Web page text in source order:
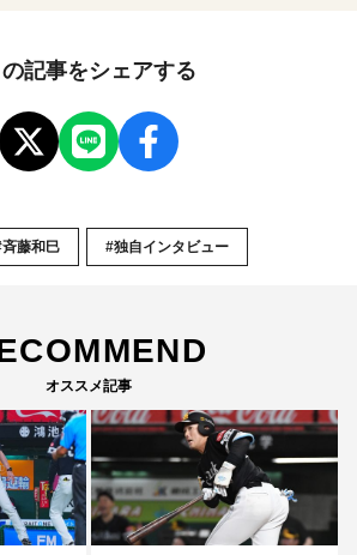
の記事をシェアする
藤和巳 #独自インタビュー
オススメ記事